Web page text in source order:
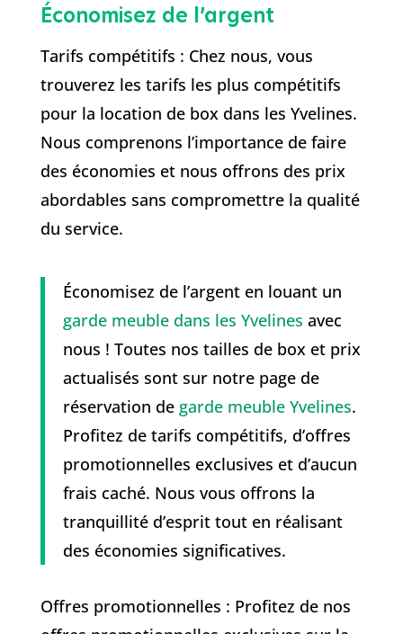
Économisez de l’argent
Tarifs compétitifs : Chez nous, vous
trouverez les tarifs les plus compétitifs
pour la location de box dans les Yvelines.
Nous comprenons l’importance de faire
des économies et nous offrons des prix
abordables sans compromettre la qualité
du service.
Économisez de l’argent en louant un
garde meuble dans les Yvelines avec
nous ! Toutes nos tailles de box et prix
actualisés sont sur notre page de
réservation de garde meuble Yvelines.
Profitez de tarifs compétitifs, d’offres
promotionnelles exclusives et d’aucun
frais caché. Nous vous offrons la
tranquillité d’esprit tout en réalisant
des économies significatives.
Offres promotionnelles : Profitez de nos